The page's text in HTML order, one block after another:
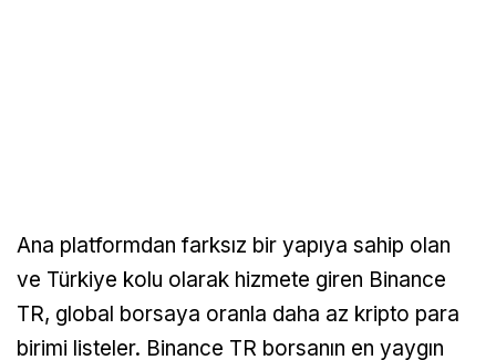
Ana platformdan farksız bir yapıya sahip olan
ve Türkiye kolu olarak hizmete giren Binance
TR, global borsaya oranla daha az kripto para
birimi listeler. Binance TR borsanın en yaygın